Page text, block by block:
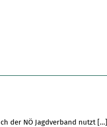
der NÖ Jagdverband nutzt […]